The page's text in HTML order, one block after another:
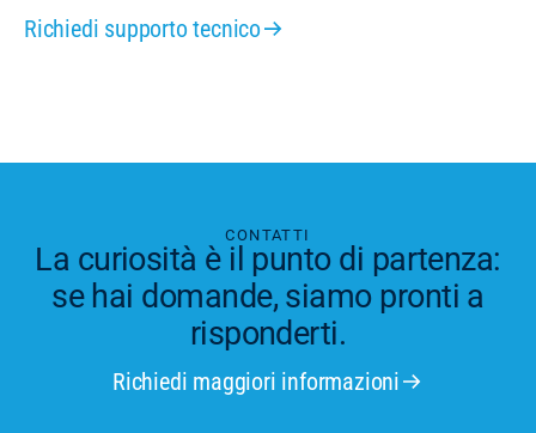
Richiedi supporto tecnico
CONTATTI
La curiosità è il punto di partenza:
se hai domande, siamo pronti a
risponderti.
Richiedi maggiori informazioni